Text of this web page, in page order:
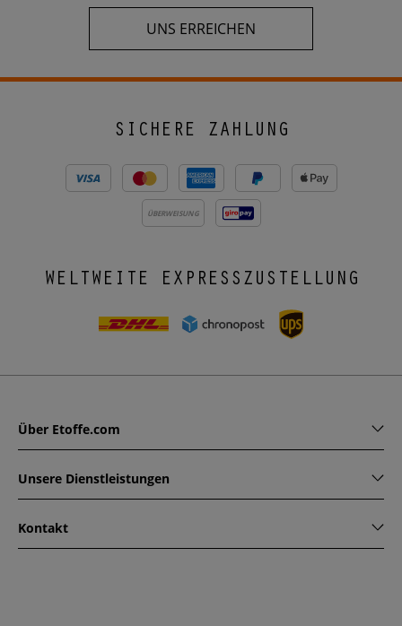
UNS ERREICHEN
SICHERE ZAHLUNG
ÜBERWEISUNG
WELTWEITE EXPRESSZUSTELLUNG
Über Etoffe.com
Unsere Dienstleistungen
Kontakt